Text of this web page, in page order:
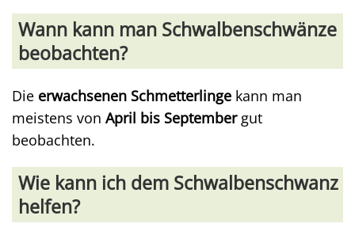
Wann kann man Schwalbenschwänze
beobachten?
Die erwachsenen Schmetterlinge kann man
meistens von April bis Septembergut
beobachten.
Wie kann ich dem Schwalbenschwanz
helfen?